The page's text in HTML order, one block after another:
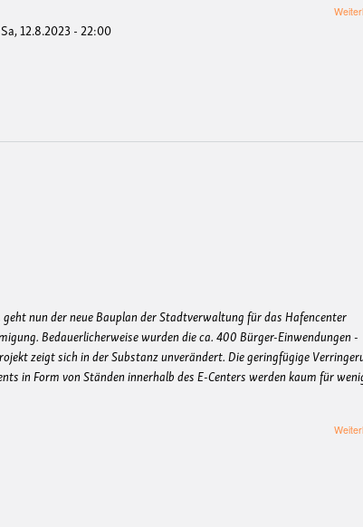
Sa, 12.8.2023 - 22:00
nun der neue Bauplan der Stadtverwaltung für das Hafencenter
Bedauerlicherweise wurden die ca. 400 Bürger-Einwendungen -
zeigt sich in der Substanz unverändert. Die geringfügige
in Form von Ständen innerhalb des E-Centers werden kaum für